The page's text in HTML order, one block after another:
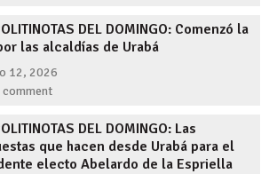
DEL DOMINGO: Comenzó la
las alcaldías de Urabá
12, 2026
comment
DEL DOMINGO: Las
que hacen desde Urabá para el
electo Abelardo de la Espriella